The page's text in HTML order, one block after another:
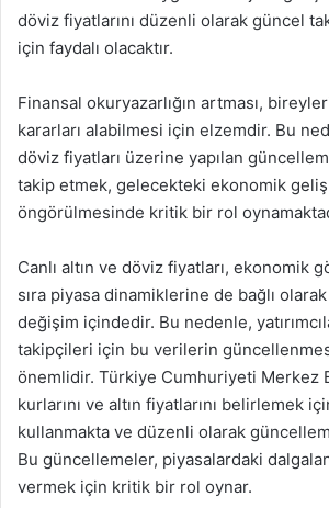
döviz fiyatlarını düzenli olarak güncel
için faydalı olacaktır.
Finansal okuryazarlığın artması,
kararları alabilmesi için elzemdir. Bu
döviz fiyatları üzerine yapılan
takip etmek, gelecekteki ekonomik
öngörülmesinde kritik bir rol
Canlı altın ve döviz fiyatları, ekonomik
sıra piyasa dinamiklerine de bağlı
değişim içindedir. Bu nedenle,
takipçileri için bu verilerin
önemlidir. Türkiye Cumhuriyeti Merkez
kurlarını ve altın fiyatlarını belirlemek
kullanmakta ve düzenli olarak
Bu güncellemeler, piyasalardaki
vermek için kritik bir rol oynar.